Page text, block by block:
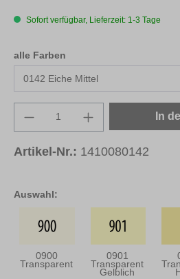
Auswahl:
0900
Transparent
0901
Transparent
Gelblich
Sofort verfügbar, Lieferzeit: 1-3 Tage
alle Farben
Produkt Anzahl: Gib In
Artikel-Nr.: 1410080142